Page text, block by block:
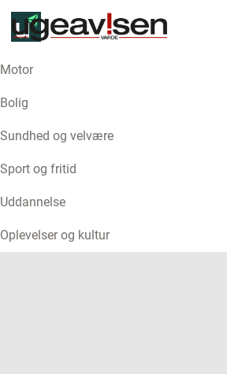
Motor
Bolig
Sundhed og velvære
Sport og fritid
Uddannelse
Oplevelser og kultur